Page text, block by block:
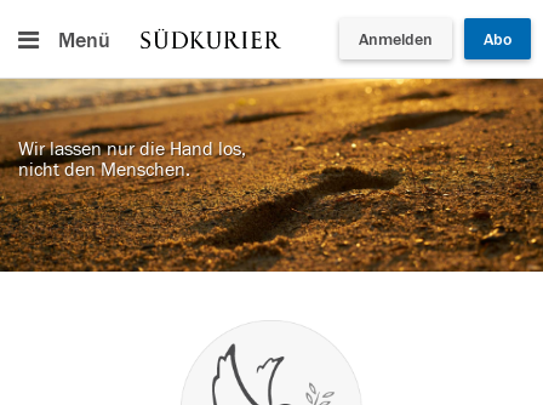
Menü Anmelden Abo
Wir lassen nur die Hand los,
nicht den Menschen.